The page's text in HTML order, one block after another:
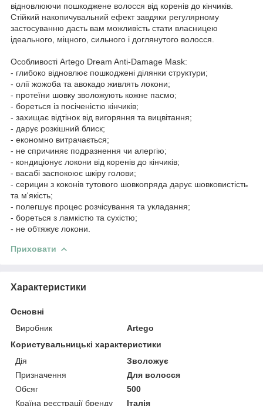
відновлюючи пошкоджене волосся від коренів до кінчиків.
Стійкий накопичувальний ефект завдяки регулярному
застосуванню дасть вам можливість стати власницею
ідеального, міцного, сильного і доглянутого волосся.
Особливості Artego Dream Anti-Damage Mask:
- глибоко відновлює пошкоджені ділянки структури;
- олії жожоба та авокадо живлять локони;
- протеїни шовку зволожують кожне пасмо;
- бореться із посіченістю кінчиків;
- захищає відтінок від вигоряння та вицвітання;
- дарує розкішний блиск;
- економно витрачається;
- не спричиняє подразнення чи алергію;
- кондиціонує локони від коренів до кінчиків;
- васабі заспокоює шкіру голови;
- серицин з коконів тутового шовкопряда дарує шовковистість
та м'якість;
- полегшує процес розчісування та укладання;
- бореться з ламкістю та сухістю;
- не обтяжує локони.
Приховати
Характеристики
Основні
Виробник
Artego
Користувальницькі характеристики
Дія
Зволожує
Призначення
Для волосся
Обсяг
500
Країна реєстрації бренду
Італія